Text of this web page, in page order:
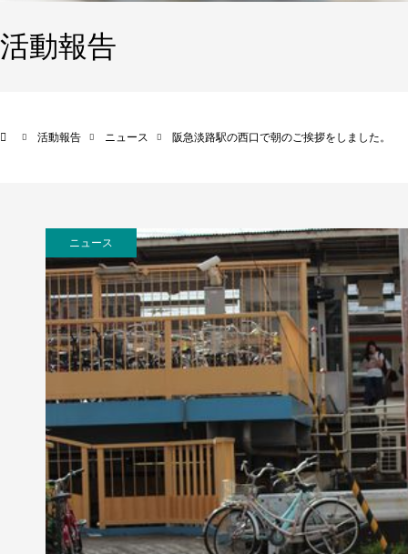
活動報告
活動報告 ニュース 阪急淡路駅の西口で朝のご挨拶をしました。
ニュース